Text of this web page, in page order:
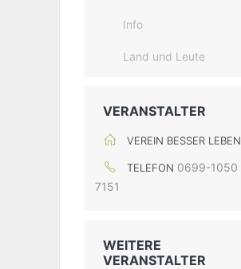
Info
Land und Leute
VERANSTALTER
VEREIN BESSER LEBEN
TELEFON 0699-1050
7151
WEITERE
VERANSTALTER